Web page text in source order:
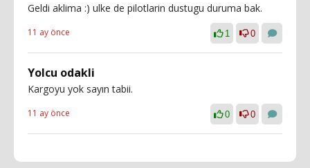
Geldi aklima :) ulke de pilotlarin dustugu duruma bak.
11 ay önce 1 0
Yolcu odakli
Kargoyu yok sayın tabii.
11 ay önce 0 0